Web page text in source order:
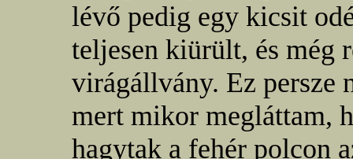
lévő pedig egy kicsit
teljesen kiürült, és még
virágállvány. Ez persze
mert mikor megláttam,
hagytak a fehér polcon